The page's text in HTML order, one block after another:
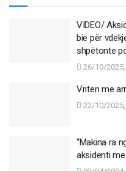
VIDEO/
bie për
shpëtonte
26/10/2025,
Vriten me
22/10/
“Makina ra
aksidenti